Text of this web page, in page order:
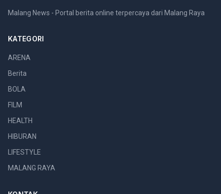
Malang News - Portal berita online terpercaya dari Malang Raya
KATEGORI
ARENA
Berita
BOLA
FILM
HEALTH
HIBURAN
LIFESTYLE
MALANG RAYA